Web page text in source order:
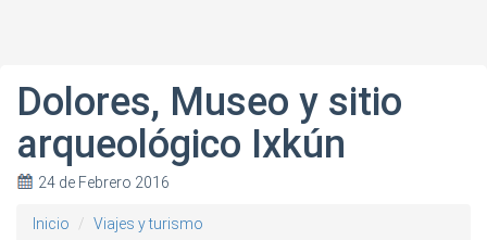
Dolores, Museo y sitio
arqueológico Ixkún
24 de Febrero 2016
Inicio Viajes y turismo